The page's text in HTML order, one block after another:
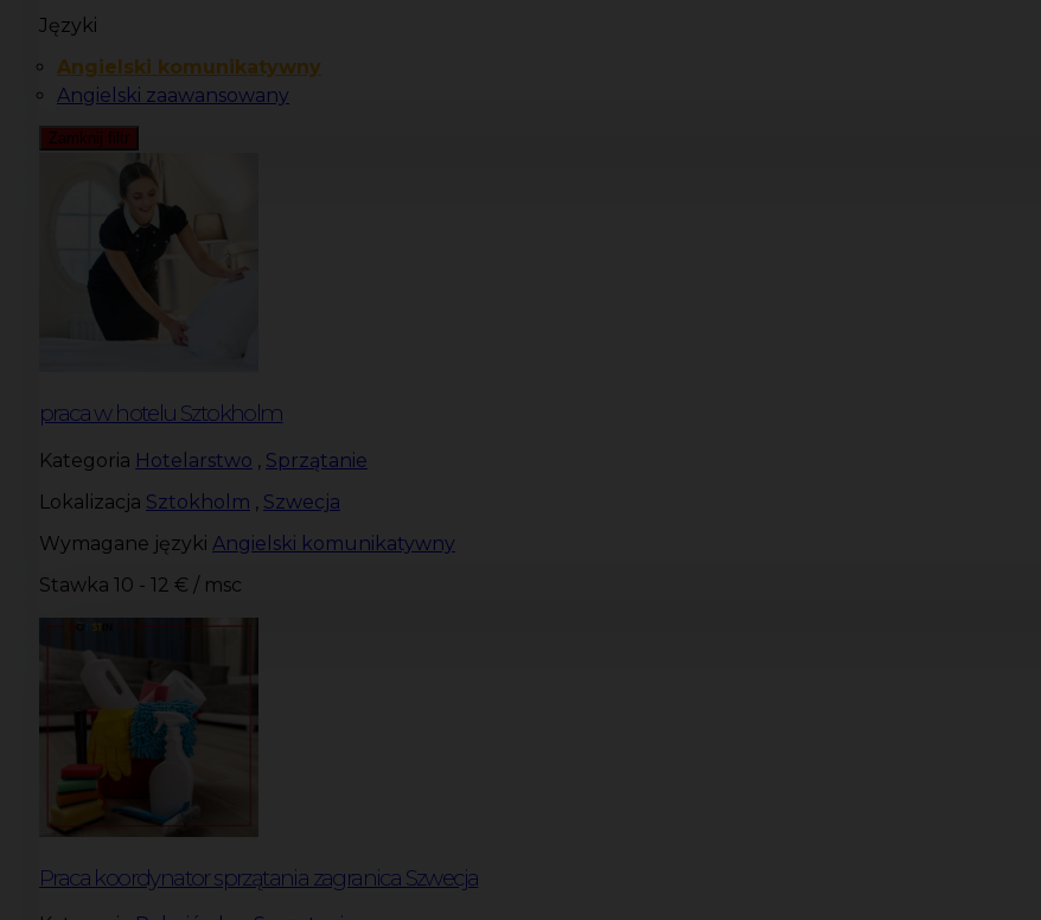
Języki
Angielski komunikatywny
Angielski zaawansowany
Zamknij filtr
praca w hotelu Sztokholm
Kategoria Hotelarstwo , Sprzątanie
Lokalizacja Sztokholm , Szwecja
Wymagane języki Angielski komunikatywny
Stawka 10 - 12 € / msc
Praca koordynator sprzątania zagranica Szwecja